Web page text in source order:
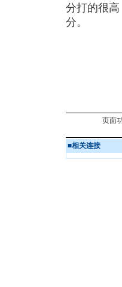
分打的很
分。
页面
■相关连接